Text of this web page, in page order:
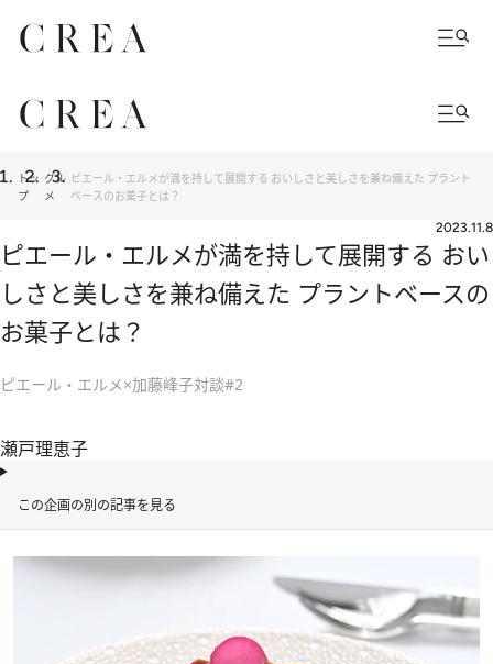
トッ
プ
グル
メ
ピエール・エルメが満を持して展開する おいしさと美しさを兼ね備えた プラント
ベースのお菓子とは？
2023.11.8
ピエール・エルメが満を持して展開する おい
しさと美しさを兼ね備えた プラントベースの
お菓子とは？
ピエール・エルメ×加藤峰子対談#2
瀬戸理恵子
この企画の別の記事を見る